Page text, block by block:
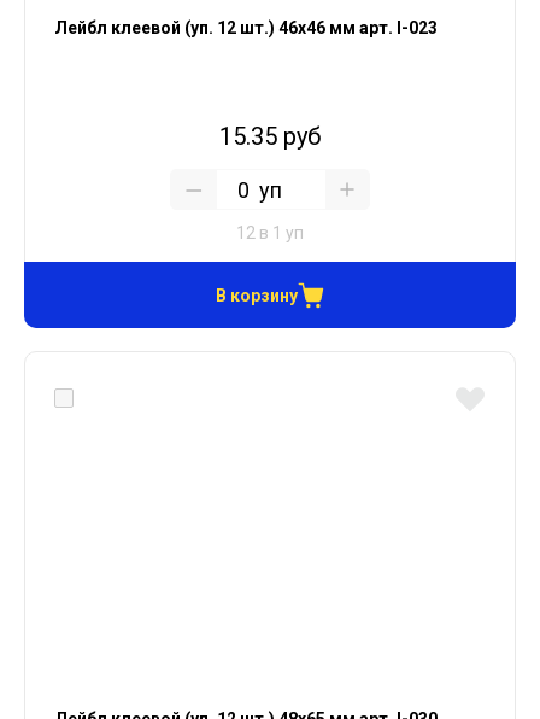
Лейбл клеевой (уп. 12 шт.) 46х46 мм арт. I-023
15.35 руб
уп
12 в 1 уп
В корзину